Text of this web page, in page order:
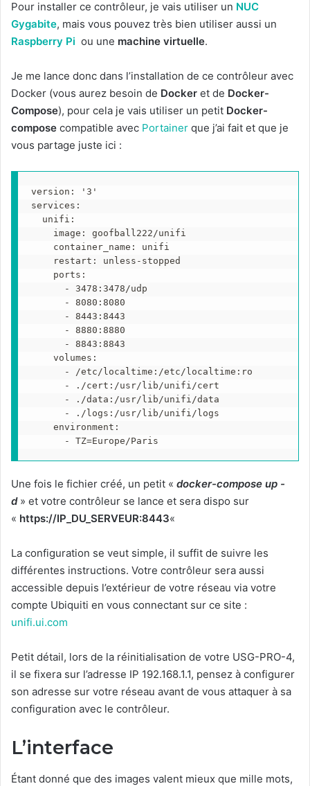
Pour installer ce contrôleur, je vais utiliser un NUC
Gygabite, mais vous pouvez très bien utiliser aussi un
Raspberry Pi ou une machine virtuelle.
Je me lance donc dans l’installation de ce contrôleur avec
Docker (vous aurez besoin de Docker et de Docker-
Compose), pour cela je vais utiliser un petit Docker-
compose compatible avec Portainer que j’ai fait et que je
vous partage juste ici :
version: '3'
services:
  unifi:
    image: goofball222/unifi
    container_name: unifi
    restart: unless-stopped
    ports:
      - 3478:3478/udp
      - 8080:8080
      - 8443:8443
      - 8880:8880
      - 8843:8843
    volumes:
      - /etc/localtime:/etc/localtime:ro
      - ./cert:/usr/lib/unifi/cert
      - ./data:/usr/lib/unifi/data
      - ./logs:/usr/lib/unifi/logs
    environment:
      - TZ=Europe/Paris
Une fois le fichier créé, un petit « docker-compose up -
d» et votre contrôleur se lance et sera dispo sur
« https://IP_DU_SERVEUR:8443«
La configuration se veut simple, il suffit de suivre les
différentes instructions. Votre contrôleur sera aussi
accessible depuis l’extérieur de votre réseau via votre
compte Ubiquiti en vous connectant sur ce site :
unifi.ui.com
Petit détail, lors de la réinitialisation de votre USG-PRO-4,
il se fixera sur l’adresse IP 192.168.1.1, pensez à configurer
son adresse sur votre réseau avant de vous attaquer à sa
configuration avec le contrôleur.
L’interface
Étant donné que des images valent mieux que mille mots,